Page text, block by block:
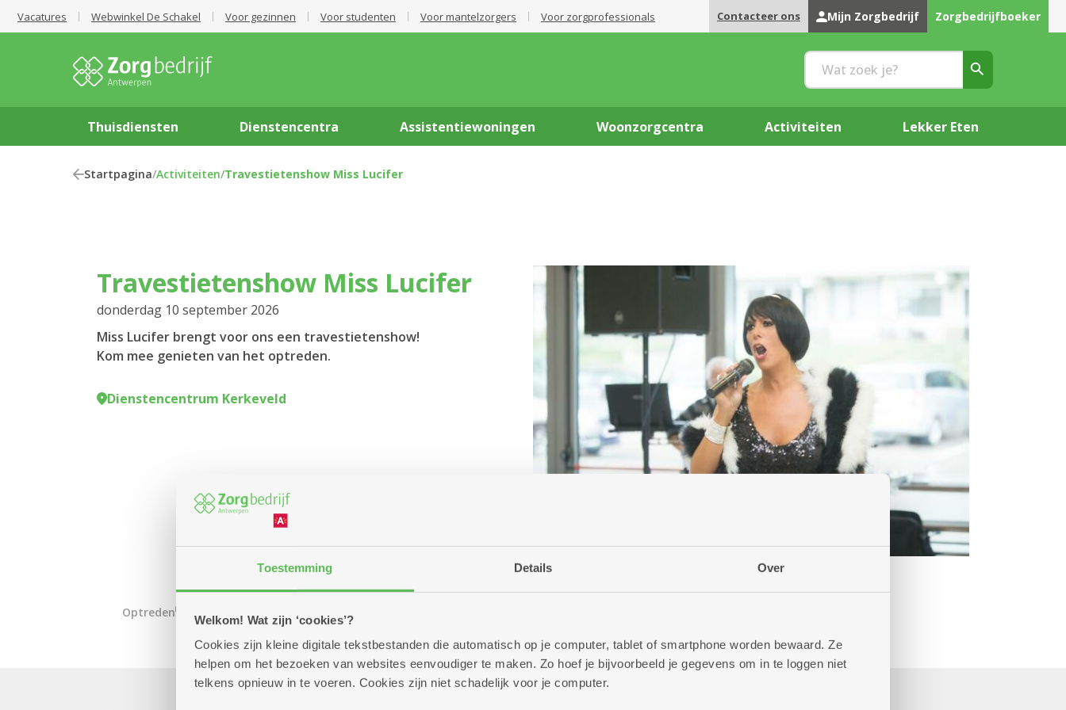
Toestemming Details Over
Welkom! Wat zijn ‘cookies’?
Cookies zijn kleine digitale tekstbestanden die automatisch op je computer, tablet of smartphone worden bewaard. Ze
helpen om het bezoeken van websites eenvoudiger te maken. Zo hoef je bijvoorbeeld je gegevens om in te loggen niet
telkens opnieuw in te voeren. Cookies zijn niet schadelijk voor je computer.
Vacatures Webwinkel De Schakel Voor gezinnen Voor studenten Voor mantelzorgers Voor zorgprofessionals Contacteer ons Mijn Zorgbedrijf Zorgbedrijfboeker
Thuisdiensten Dienstencentra Assistentiewoningen Woonzorgcentra Activiteiten Lekker Eten
Startpagina/Activiteiten/Travestietenshow Miss Lucifer
Travestietenshow Miss Lucifer
donderdag 10 september 2026
Miss Lucifer brengt voor ons een travestietenshow!
Kom mee genieten van het optreden.
Dienstencentrum Kerkeveld
Optreden